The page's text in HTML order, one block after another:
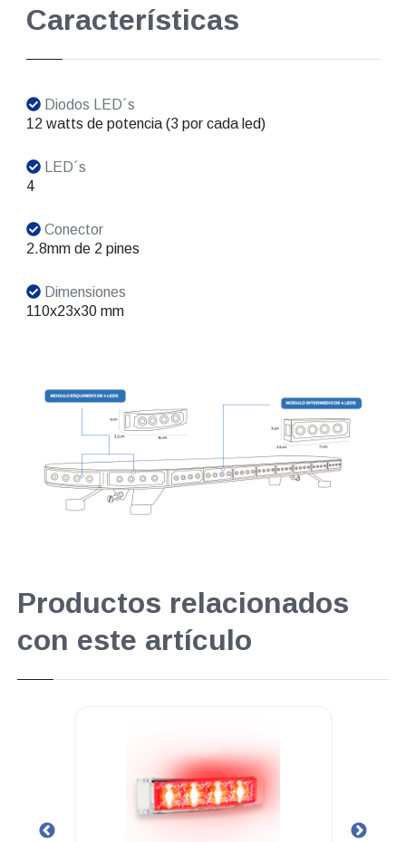
Características
Diodos LED´s
12 watts de potencia (3 por cada led)
LED´s
4
Conector
2.8mm de 2 pines
Dimensiones
110x23x30 mm
Productos relacionados
con este artículo